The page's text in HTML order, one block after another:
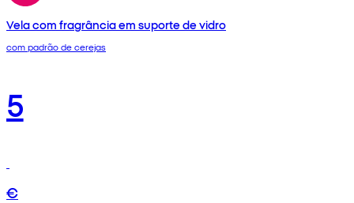
Vela com fragrância em suporte de vidro
com padrão de cerejas
5
€